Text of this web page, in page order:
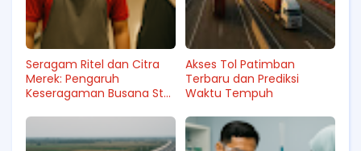
Seragam Ritel dan Citra
Merek: Pengaruh
Keseragaman Busana Staf
Layanan Pelanggan
Akses Tol Patimban
Terbaru dan Prediksi
Waktu Tempuh